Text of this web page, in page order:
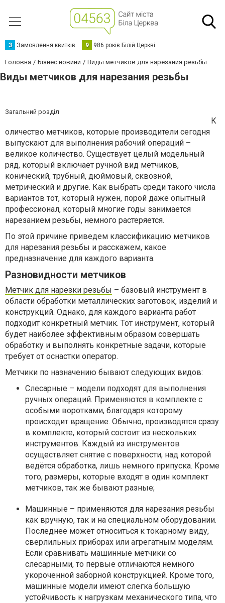
З Замовлення квитків 9 986 років Білій Церкві
Головна Бізнес новини Виды метчиков для нарезания резьбы
Виды метчиков для нарезания резьбы
Загальний розділ
К
оличество метчиков, которые производители сегодня
выпускают для выполнения рабочий операций –
великое количество. Существует целый модельный
ряд, который включает ручной вид метчиков,
конический, трубный, дюймовый, сквозной,
метрический и другие. Как выбрать среди такого числа
вариантов тот, который нужен, порой даже опытный
профессионал, который многие годы занимается
нарезанием резьбы, немного растеряется.
По этой причине приведем классификацию метчиков
для нарезания резьбы и расскажем, какое
предназначение для каждого варианта.
Разновидности метчиков
Метчик для нарезки резьбы – базовый инструмент в
области обработки металлических заготовок, изделий и
конструкций. Однако, для каждого варианта работ
подходит конкретный метчик. Тот инструмент, который
будет наиболее эффективным образом совершать
обработку и выполнять конкретные задачи, которые
требует от оснастки оператор.
Метчики по назначению бывают следующих видов:
Слесарные – модели подходят для выполнения
ручных операций. Применяются в комплекте с
особыми воротками, благодаря которому
происходит вращение. Обычно, производятся сразу
в комплекте, который состоит из нескольких
инструментов. Каждый из инструментов
осуществляет снятие с поверхности, над которой
ведётся обработка, лишь немного припуска. Кроме
того, размеры, которые входят в один комплект
метчиков, так же бывают разные;
Машинные – применяются для нарезания резьбы
как вручную, так и на специальном оборудовании.
Последнее может относиться к токарному виду,
сверлильных приборах или агрегатным моделям.
Если сравнивать машинные метчики со
слесарными, то первые отличаются немного
укороченной заборной конструкцией. Кроме того,
машинные модели имеют слегка большую
устойчивость к нагрузкам механического типа, что